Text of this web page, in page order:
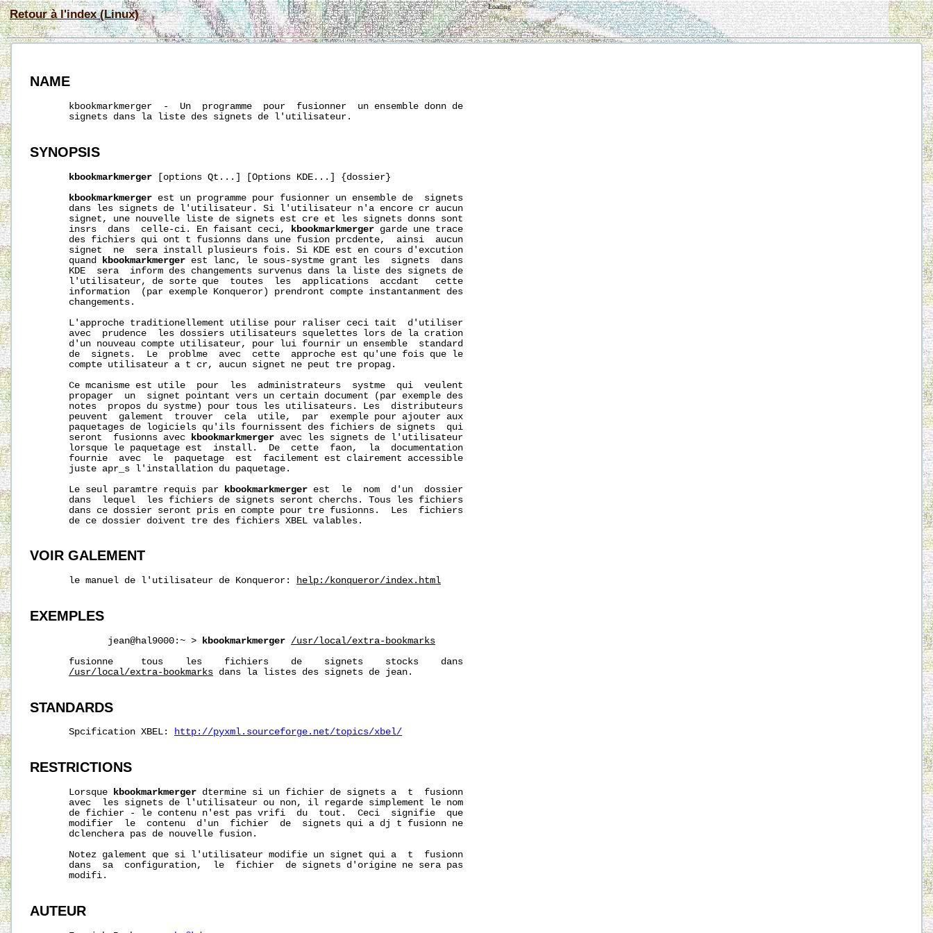
Retour à l'index (Linux)
Loading
NAME
       kbookmarkmerger  -  Un  programme  pour  fusionner  un ensemble donn de
       signets dans la liste des signets de l'utilisateur.
SYNOPSIS
kbookmarkmerger [options Qt...] [Options KDE...] {dossier}
kbookmarkmerger est un programme pour fusionner un ensemble de  signets
       dans les signets de l'utilisateur. Si l'utilisateur n'a encore cr aucun
       signet, une nouvelle liste de signets est cre et les signets donns sont
       insrs  dans  celle-ci. En faisant ceci,
kbookmarkmerger garde une trace
       des fichiers qui ont t fusionns dans une fusion prcdente,  ainsi  aucun
       signet  ne  sera install plusieurs fois. Si KDE est en cours d'excution
       quand
kbookmarkmerger est lanc, le sous-systme grant les  signets  dans
       KDE  sera  inform des changements survenus dans la liste des signets de
       l'utilisateur, de sorte que  toutes  les  applications  accdant   cette
       information  (par exemple Konqueror) prendront compte instantanment des
       changements.
       L'approche traditionellement utilise pour raliser ceci tait  d'utiliser
       avec  prudence  les dossiers utilisateurs squelettes lors de la cration
       d'un nouveau compte utilisateur, pour lui fournir un ensemble  standard
       de  signets.  Le  problme  avec  cette  approche est qu'une fois que le
       compte utilisateur a t cr, aucun signet ne peut tre propag.
       Ce mcanisme est utile  pour  les  administrateurs  systme  qui  veulent
       propager  un  signet pointant vers un certain document (par exemple des
       notes  propos du systme) pour tous les utilisateurs. Les  distributeurs
       peuvent  galement  trouver  cela  utile,  par  exemple pour ajouter aux
       paquetages de logiciels qu'ils fournissent des fichiers de signets  qui
       seront  fusionns avec
kbookmarkmerger avec les signets de l'utilisateur
       lorsque le paquetage est  install.  De  cette  faon,  la  documentation
       fournie  avec  le  paquetage  est  facilement est clairement accessible
       juste apr_s l'installation du paquetage.
       Le seul paramtre requis par
kbookmarkmerger est  le  nom  d'un  dossier
       dans  lequel  les fichiers de signets seront cherchs. Tous les fichiers
       dans ce dossier seront pris en compte pour tre fusionns.  Les  fichiers
       de ce dossier doivent tre des fichiers XBEL valables.
VOIR GALEMENT
       le manuel de l'utilisateur de Konqueror:
help:/konqueror/index.html
EXEMPLES
              jean@hal9000:~ >
kbookmarkmerger /usr/local/extra-bookmarks
       fusionne     tous    les    fichiers    de    signets    stocks    dans
/usr/local/extra-bookmarks dans la listes des signets de jean.
STANDARDS
       Spcification XBEL:
http://pyxml.sourceforge.net/topics/xbel/
RESTRICTIONS
       Lorsque
kbookmarkmerger dtermine si un fichier de signets a  t  fusionn
       avec  les signets de l'utilisateur ou non, il regarde simplement le nom
       de fichier - le contenu n'est pas vrifi  du  tout.  Ceci  signifie  que
       modifier  le  contenu  d'un  fichier  de  signets qui a dj t fusionn ne
       dclenchera pas de nouvelle fusion.
       Notez galement que si l'utilisateur modifie un signet qui a  t  fusionn
       dans  sa  configuration,  le  fichier  de signets d'origine ne sera pas
       modifi.
AUTEUR